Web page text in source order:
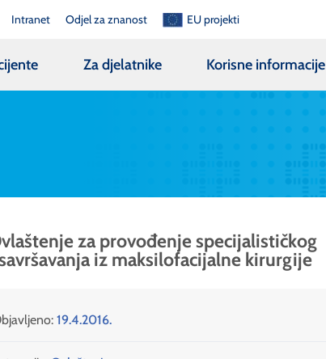
Intranet Odjel za znanost EU projekti
Za djelatnike Korisne informacije
za provođenje specijalističkog
iz maksilofacijalne kirurgije
19.4.2016.